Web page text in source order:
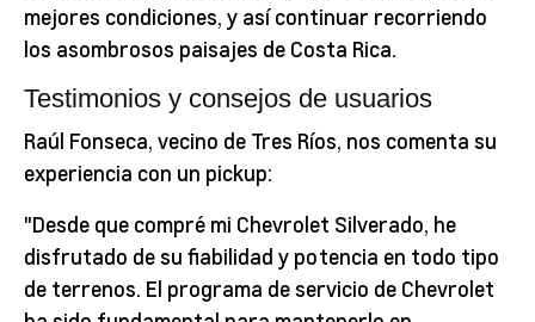
mejores condiciones, y así continuar recorriendo
los asombrosos paisajes de Costa Rica.
Testimonios y consejos de usuarios
Raúl Fonseca, vecino de Tres Ríos, nos comenta su
experiencia con un pickup:
"Desde que compré mi Chevrolet Silverado, he
disfrutado de su fiabilidad y potencia en todo tipo
de terrenos. El programa de servicio de Chevrolet